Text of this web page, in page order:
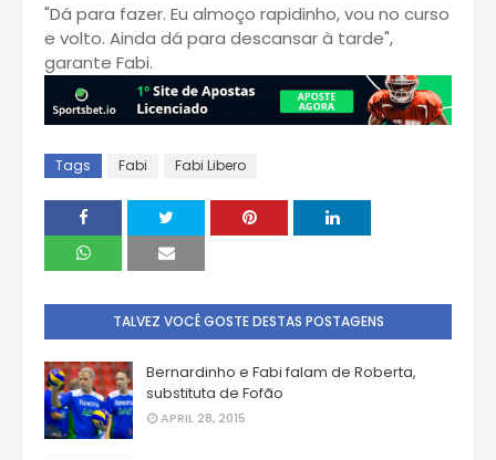
"Dá para fazer. Eu almoço rapidinho, vou no curso
e volto. Ainda dá para descansar à tarde",
garante Fabi.
Tags Fabi Fabi Libero
TALVEZ VOCÊ GOSTE DESTAS POSTAGENS
Bernardinho e Fabi falam de Roberta,
substituta de Fofão
APRIL 28, 2015